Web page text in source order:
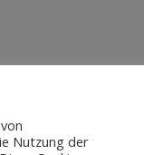
Nutzung der